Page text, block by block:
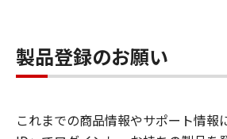
製品登録のお願い
これまでの商品情報やサポート情報